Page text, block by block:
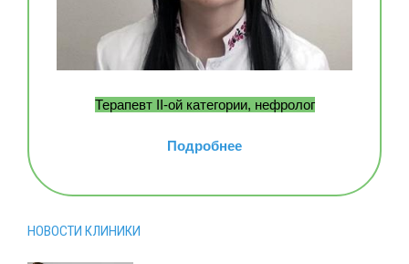
Терапевт II-ой категории, нефролог
Подробнее
НОВОСТИ КЛИНИКИ